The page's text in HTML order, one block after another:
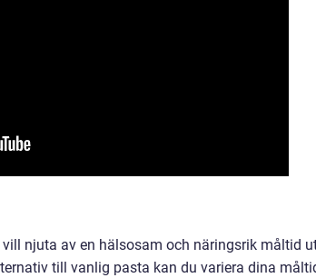
njuta av en hälsosam och näringsrik måltid
till vanlig pasta kan du variera dina